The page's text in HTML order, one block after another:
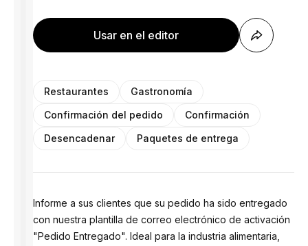
Usar en el editor
Restaurantes
Gastronomía
Confirmación del pedido
Confirmación
Desencadenar
Paquetes de entrega
Informe a sus clientes que su pedido ha sido entregado
con nuestra plantilla de correo electrónico de activación
"Pedido Entregado". Ideal para la industria alimentaria,